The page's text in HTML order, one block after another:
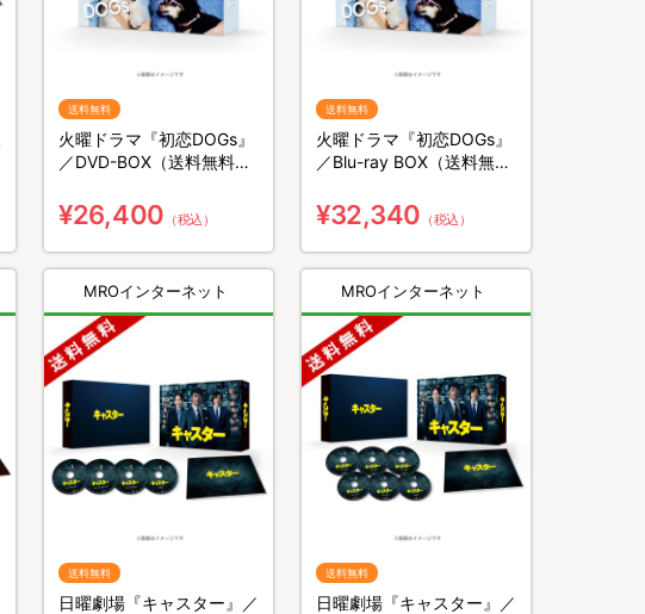
送料無料
火曜ドラマ『初恋DOGs』
／DVD-BOX（送料無料・
¥26,400 （税込）
送料無料
火曜ドラマ『初恋DOGs』
／Blu-ray BOX（送料無
¥32,340 （税込）
MROインターネット
送料無料
日曜劇場『キャスター』／
MROインターネット
送料無料
日曜劇場『キャスター』／